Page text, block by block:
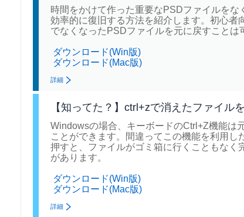
時間をかけて作った重要なPSDファイルを
効率的に復旧する方法を紹介します。初心
でなくなったPSDファイルを元に戻すことは
ダウンロード(Win版)
ダウンロード(Mac版)
詳細
【知ってた？】ctrl+zで消えたファイル
Windowsの場合、キーボードのCtrl+Z機能は
ことができます。間違ってこの機能を利用
押すと、ファイルがゴミ箱に行くこともな
があります。
ダウンロード(Win版)
ダウンロード(Mac版)
詳細